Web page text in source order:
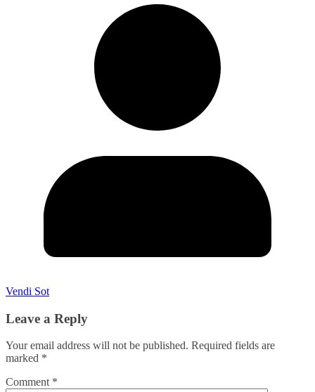
Vendi Sot
Leave a Reply
Your email address will not be published. Required fields are
marked *
Comment *